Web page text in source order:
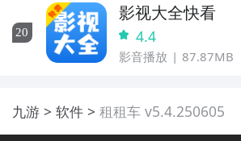
20
影视大全快看
4.4
影音播放 87.87MB
九游 软件 租租车 v5.4.250605